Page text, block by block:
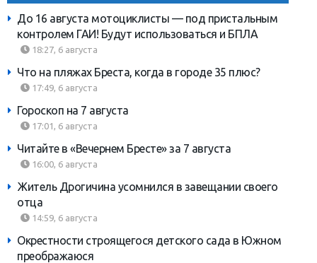
До 16 августа мотоциклисты — под пристальным
контролем ГАИ! Будут использоваться и БПЛА
18:27, 6 августа
Что на пляжах Бреста, когда в городе 35 плюс?
17:49, 6 августа
Гороскоп на 7 августа
17:01, 6 августа
Читайте в «Вечернем Бресте» за 7 августа
16:00, 6 августа
Житель Дрогичина усомнился в завещании своего
отца
14:59, 6 августа
Окрестности строящегося детского сада в Южном
преображаюся